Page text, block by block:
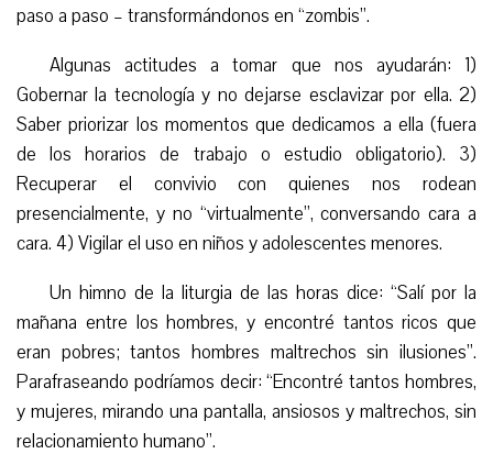
paso a paso – transformándonos en “zombis”.
Algunas actitudes a tomar que nos ayudarán: 1)
Gobernar la tecnología y no dejarse esclavizar por ella. 2)
Saber priorizar los momentos que dedicamos a ella (fuera
de los horarios de trabajo o estudio obligatorio). 3)
Recuperar el convivio con quienes nos rodean
presencialmente, y no “virtualmente”, conversando cara a
cara. 4) Vigilar el uso en niños y adolescentes menores.
Un himno de la liturgia de las horas dice: “Salí por la
mañana entre los hombres, y encontré tantos ricos que
eran pobres; tantos hombres maltrechos sin ilusiones”.
Parafraseando podríamos decir: “Encontré tantos hombres,
y mujeres, mirando una pantalla, ansiosos y maltrechos, sin
relacionamiento humano”.